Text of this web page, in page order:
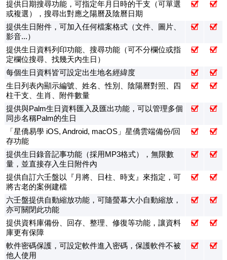
提供日期搜尋功能，可指定年月日時的干支（可單選
或複選），搜尋出對應之陽曆及陰曆日期
提供生日附件，可加入任何檔案格式（文件、圖片、
影音...）
提供生日資料列印功能、搜尋功能（可不分欄位或指
定欄位搜尋、找幾天內生日）
每個生日資料皆可設定出生地名經緯度
生日列表內顯示編號、姓名、性別、陰陽曆對照、四
柱干支、生肖、附件數量
提供與Palm生日資料匯入及匯出功能，可以管理多個
同步名稱Palm的生日
「星僑易學 iOS, Android, macOS」星僑雲端備份/回
存功能
提供生日錄音記事功能（採用MP3格式），無限數
量，並直接存入生日附件內
提供自訂六壬盤以『月將、日柱、時支』來指定，可
將古老的案例建檔
六壬盤提供自動縮放功能，可隨螢幕大小自動縮放，
亦可關閉此功能
提供資料庫備份、回存、整理、修復等功能，讓資料
庫更有保障
軟件密碼保護，可設定軟件進入密碼，保護軟件不被
他人使用